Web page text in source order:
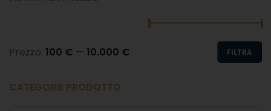
FILTRA
Prezzo: 100 € — 10.000 €
CATEGORIE PRODOTTO